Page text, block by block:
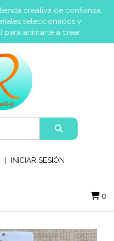
creativa de confianza.
seleccionados y
animarte a crear.
INICIAR SESIÓN
0